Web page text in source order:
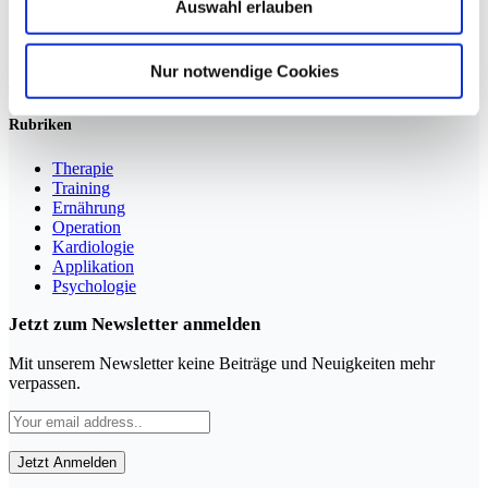
Auswahl erlauben
Nur notwendige Cookies
Sportmedizin für Ärzte, Therapeuten und Trainer
Rubriken
Therapie
Training
Ernährung
Operation
Kardiologie
Applikation
Psychologie
Jetzt zum Newsletter anmelden
Mit unserem Newsletter keine Beiträge und Neuigkeiten mehr
verpassen.